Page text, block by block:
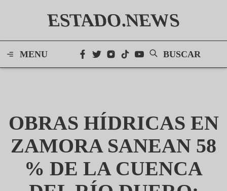
ESTADO.NEWS
MENU BUSCAR
OBRAS HÍDRICAS EN
ZAMORA SANEAN 58
% DE LA CUENCA